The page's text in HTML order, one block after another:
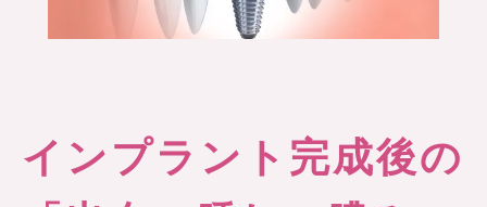
インプラント完成後の